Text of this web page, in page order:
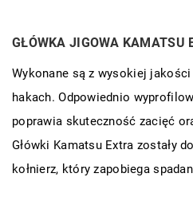
GŁÓWKA JIGOWA KAMATSU
Wykonane są z wysokiej
hakach. Odpowiednio
poprawia skuteczność zacięć
Główki Kamatsu Extra zostały
kołnierz, który zapobiega